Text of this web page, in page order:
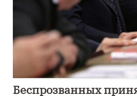
Беспрозванных